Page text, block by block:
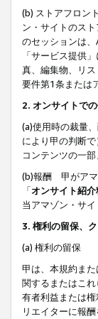
(b) ストアフロン
ン・サイトのス
のセッションは
「サービス提供
真、編集物、リ
要件第1条または
2. オンサイトで
(a)使用時の裁量
により甲の判断
コンテンツの一
(b)報酬 甲がアマ
「オンサイト紹介
当アマゾン・サ
3. 権利の留保、
(a) 権利の留保
甲は、本規約ま
関するまたはこ
有者利益または
リエイターに報